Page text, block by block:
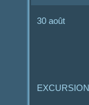
30 août
EXCURSION